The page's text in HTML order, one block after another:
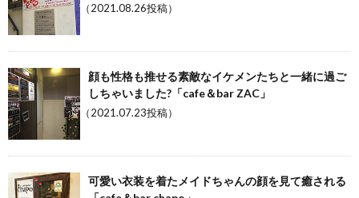
（2021.08.26投稿）
顔も性格も推せる素敵なイケメンたちと一緒に過ご
しちゃいました?「cafe＆bar ZAC」
（2021.07.23投稿）
可愛い衣装を着たメイドちゃんの顔を見て癒される